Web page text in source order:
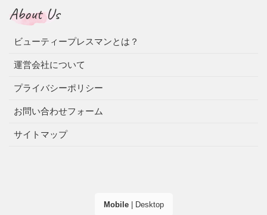
About Us
ビューティープレスマンとは？
運営会社について
プライバシーポリシー
お問い合わせフォーム
サイトマップ
Mobile| Desktop